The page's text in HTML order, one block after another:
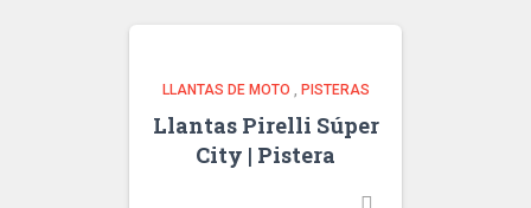
LLANTAS DE MOTO , PISTERAS
Llantas Pirelli Súper
City | Pistera